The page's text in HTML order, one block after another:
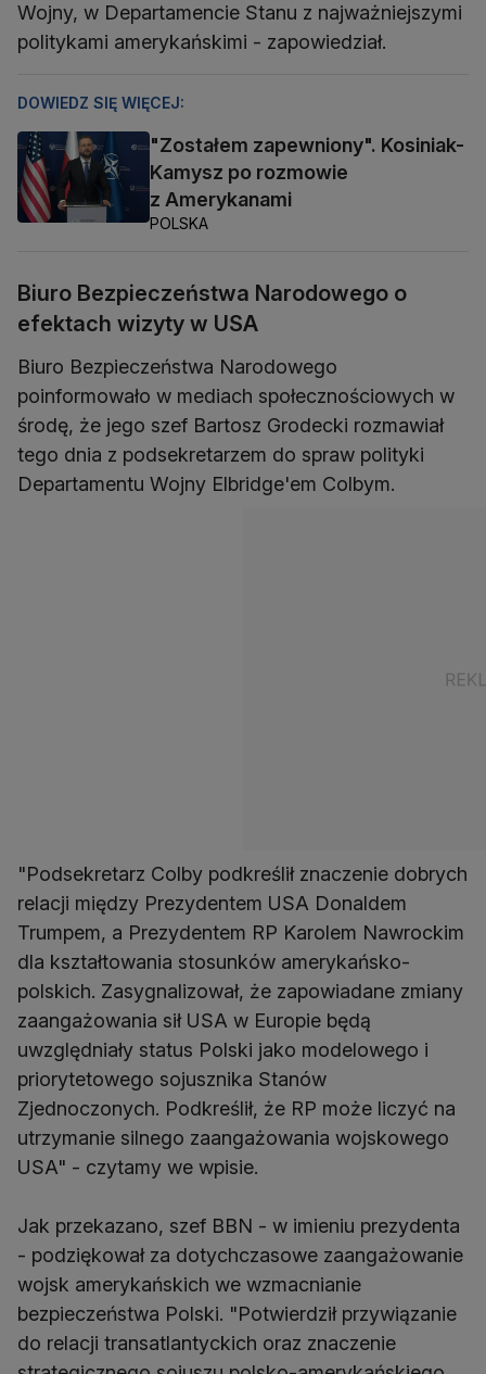
Wojny, w Departamencie Stanu z najważniejszymi
politykami amerykańskimi - zapowiedział.
DOWIEDZ SIĘ WIĘCEJ:
"Zostałem zapewniony". Kosiniak-
Kamysz po rozmowie
z Amerykanami
POLSKA
Biuro Bezpieczeństwa Narodowego o
efektach wizyty w USA
Biuro Bezpieczeństwa Narodowego
poinformowało w mediach społecznościowych w
środę, że jego szef Bartosz Grodecki rozmawiał
tego dnia z podsekretarzem do spraw polityki
Departamentu Wojny Elbridge'em Colbym.
"Podsekretarz Colby podkreślił znaczenie dobrych
relacji między Prezydentem USA Donaldem
Trumpem, a Prezydentem RP Karolem Nawrockim
dla kształtowania stosunków amerykańsko-
polskich. Zasygnalizował, że zapowiadane zmiany
zaangażowania sił USA w Europie będą
uwzględniały status Polski jako modelowego i
priorytetowego sojusznika Stanów
Zjednoczonych. Podkreślił, że RP może liczyć na
utrzymanie silnego zaangażowania wojskowego
USA" - czytamy we wpisie.
Jak przekazano, szef BBN - w imieniu prezydenta
- podziękował za dotychczasowe zaangażowanie
wojsk amerykańskich we wzmacnianie
bezpieczeństwa Polski. "Potwierdził przywiązanie
do relacji transatlantyckich oraz znaczenie